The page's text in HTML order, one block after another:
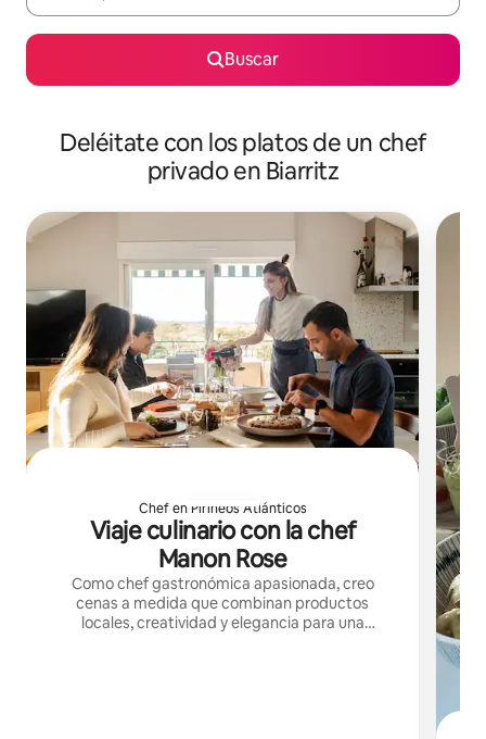
Buscar
Deléitate con los platos de un chef
privado en Biarritz
Chef en Pirineos Atlánticos
Viaje culinario con la chef
Manon Rose
Como chef gastronómica apasionada, creo
cenas a medida que combinan productos
locales, creatividad y elegancia para una